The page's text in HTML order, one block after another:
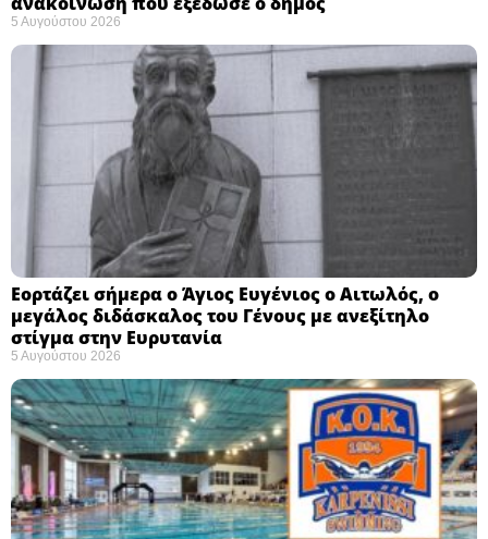
5 Αυγούστου 2026
Εορτάζει σήμερα ο Άγιος Ευγένιος ο Αιτωλός, ο
μεγάλος διδάσκαλος του Γένους με ανεξίτηλο
στίγμα στην Ευρυτανία
5 Αυγούστου 2026